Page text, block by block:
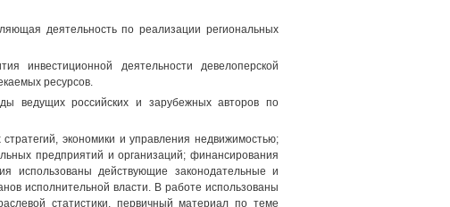
деятельность по реализации региональных
инвестиционной деятельности девелоперской
ресурсов.
ведущих российских и зарубежных авторов по
экономики и управления недвижимостью;
предприятий и организаций; финансирования
использованы действующие законодательные и
исполнительной власти. В работе использованы
статистики, первичный материал по теме